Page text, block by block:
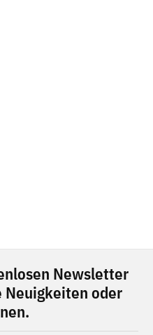
Newsletter
Neuigkeiten oder